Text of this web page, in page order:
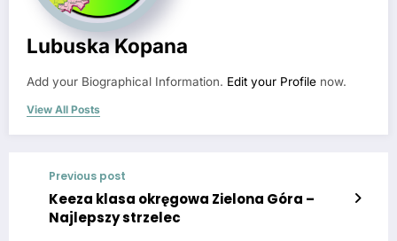
Lubuska Kopana
Add your Biographical Information. Edit your Profile now.
View All Posts
Previous post
Keeza klasa okręgowa Zielona Góra –
Najlepszy strzelec